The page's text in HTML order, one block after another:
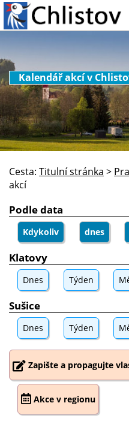
Kalendář akcí v
Cesta: Titulní stránka >
akcí
Podle data
Kdykoliv dnes
Klatovy
Dnes Týden
Sušice
Dnes Týden
Zapište a propagujte
Akce v regionu